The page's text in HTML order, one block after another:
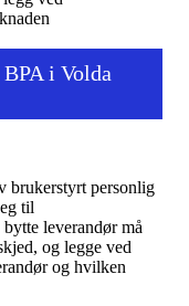
i Volda
brukerstyrt personlig
til
leverandør må
og legge ved
og hvilken